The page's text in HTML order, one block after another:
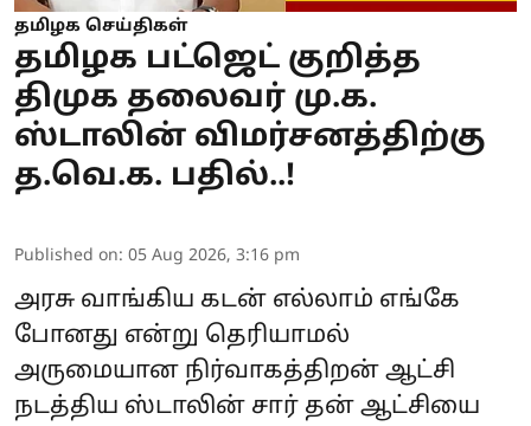
தமிழக செய்திகள்
தமிழக பட்ஜெட் குறித்த
திமுக தலைவர் மு.க.
ஸ்டாலின் விமர்சனத்திற்கு
த.வெ.க. பதில்..!
Published on: 05 Aug 2026, 3:16 pm
அரசு வாங்கிய கடன் எல்லாம் எங்கே
போனது என்று தெரியாமல்
அருமையான நிர்வாகத்திறன் ஆட்சி
நடத்திய ஸ்டாலின் சார் தன் ஆட்சியை